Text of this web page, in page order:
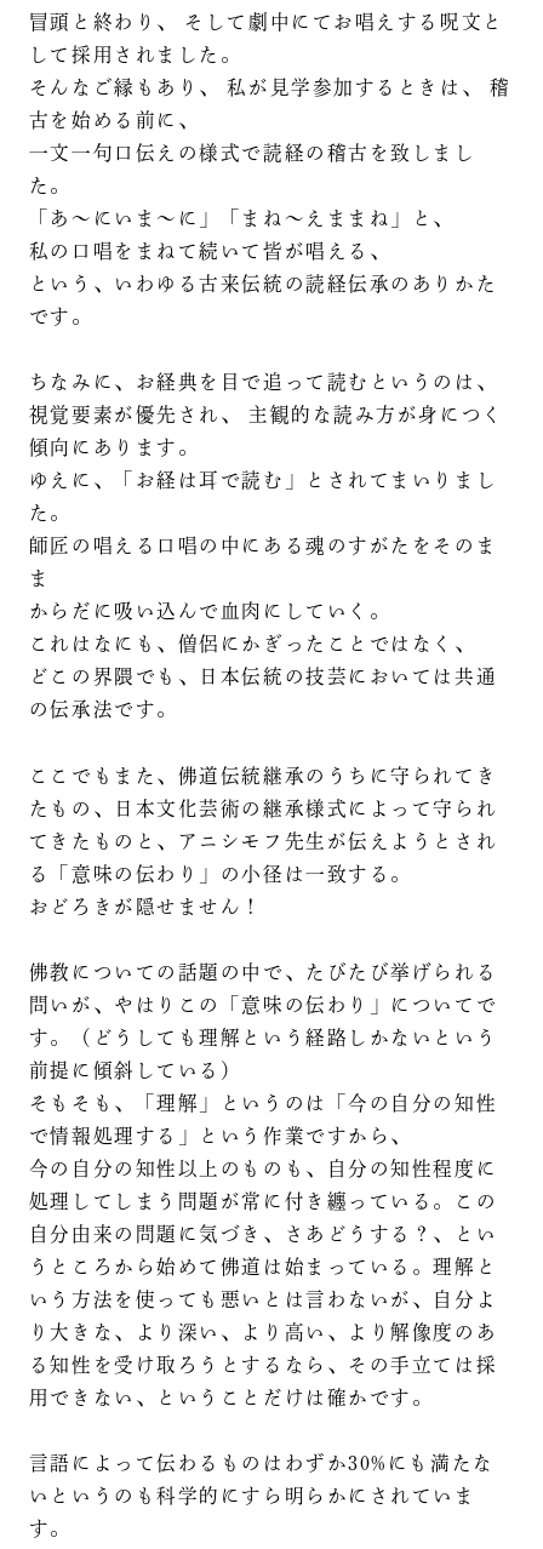
冒頭と終わり、 そして劇中にてお唱えする呪文と
して採用されました。
そんなご縁もあり、 私が見学参加するときは、 稽
古を始める前に、
一文一句口伝えの様式で読経の稽古を致しまし
た。
「あ〜にいま〜に」「まね〜えままね」と、
私の口唱をまねて続いて皆が唱える、
という、いわゆる古来伝統の読経伝承のありかた
です。
ちなみに、お経典を目で追って読むというのは、
視覚要素が優先され、 主観的な読み方が身につく
傾向にあります。
ゆえに、「お経は耳で読む」とされてまいりまし
た。
師匠の唱える口唱の中にある魂のすがたをそのま
ま
からだに吸い込んで血肉にしていく。
これはなにも、僧侶にかぎったことではなく、
どこの界隈でも、日本伝統の技芸においては共通
の伝承法です。
ここでもまた、佛道伝統継承のうちに守られてき
たもの、日本文化芸術の継承様式によって守られ
てきたものと、アニシモフ先生が伝えようとされ
る「意味の伝わり」の小径は一致する。
おどろきが隠せません！
佛教についての話題の中で、たびたび挙げられる
問いが、やはりこの「意味の伝わり」についてで
す。（どうしても理解という経路しかないという
前提に傾斜している）
そもそも、「理解」というのは「今の自分の知性
で情報処理する」という作業ですから、
今の自分の知性以上のものも、自分の知性程度に
処理してしまう問題が常に付き纏っている。この
自分由来の問題に気づき、さあどうする？、とい
うところから始めて佛道は始まっている。理解と
いう方法を使っても悪いとは言わないが、自分よ
り大きな、より深い、より高い、より解像度のあ
る知性を受け取ろうとするなら、その手立ては採
用できない、ということだけは確かです。
言語によって伝わるものはわずか30%にも満たな
いというのも科学的にすら明らかにされていま
す。